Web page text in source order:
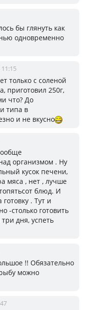
бы глянуть как
одновременно
только с соленой
приготовил 250г,
что? До
типа в
и не вкусно
организмом . Ну
кусок печени,
мяса , нет , лучше
блюд. И
. Тут и
-столько готовить
дня, успеть
!! Обязательно
можно